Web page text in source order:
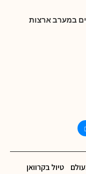
במערב ארצות
טיול בקרוואן